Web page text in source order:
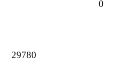
0
29780